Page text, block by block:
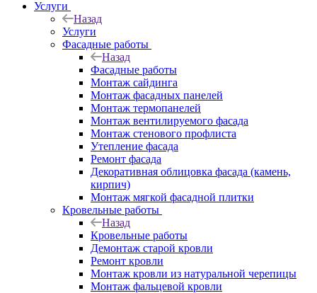
Услуги
Назад
Услуги
Фасадные работы
Назад
Фасадные работы
Монтаж сайдинга
Монтаж фасадных панелей
Монтаж термопанелей
Монтаж вентилируемого фасада
Монтаж стенового профлиста
Утепление фасада
Ремонт фасада
Декоративная облицовка фасада (камень,
кирпич)
Монтаж мягкой фасадной плитки
Кровельные работы
Назад
Кровельные работы
Демонтаж старой кровли
Ремонт кровли
Монтаж кровли из натуральной черепицы
Монтаж фальцевой кровли